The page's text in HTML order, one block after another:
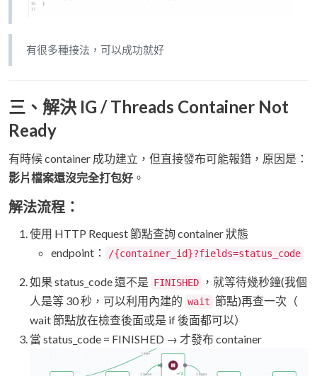
有很多種接法，可以成功就好
三、解決 IG / Threads Container Not
Ready
有時候 container 成功建立，但直接發布可能報錯，原因是：
影片檔案還沒完全打包好 。
解法流程：
使用 HTTP Request 節點查詢 container 狀態
endpoint：
/{container_id}?fields=status_code
如果 status_code 還不是 FINISHED
，就等待幾秒鐘(我個
人是等 30 秒，可以利用內建的 wait 節點)再查一次（
wait 節點放在檢查後面或是 if 後面都可以）
當 status_code = FINISHED → 才發布 container